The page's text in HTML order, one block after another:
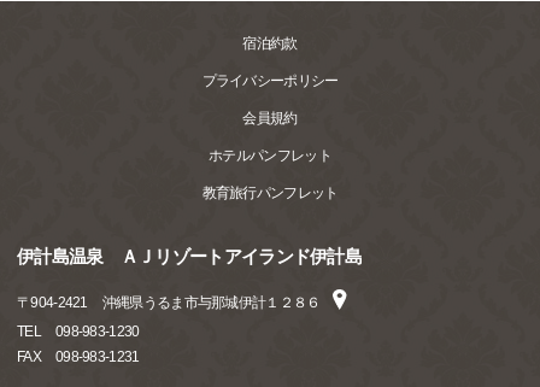
宿泊約款
プライバシーポリシー
会員規約
ホテルパンフレット
教育旅行パンフレット
伊計島温泉 ＡＪリゾートアイランド伊計島
〒904-2421
沖縄県うるま市与那城伊計１２８６
TEL
098-983-1230
FAX
098-983-1231